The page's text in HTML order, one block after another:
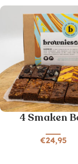
4 Smaken
€24,95